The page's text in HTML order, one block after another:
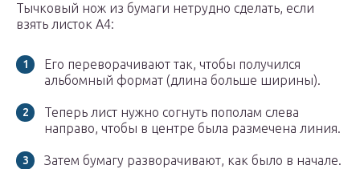
Тычковый нож из бумаги нетрудно сделать, если
взять листок А4:
Его переворачивают так, чтобы получился
альбомный формат (длина больше ширины).
Теперь лист нужно согнуть пополам слева
направо, чтобы в центре была размечена линия.
Затем бумагу разворачивают, как было в начале.